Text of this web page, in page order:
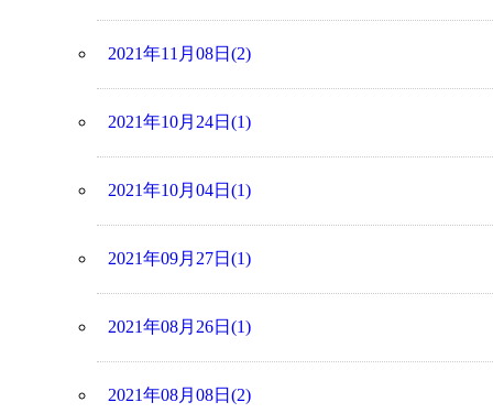
2021年11月08日(2)
2021年10月24日(1)
2021年10月04日(1)
2021年09月27日(1)
2021年08月26日(1)
2021年08月08日(2)